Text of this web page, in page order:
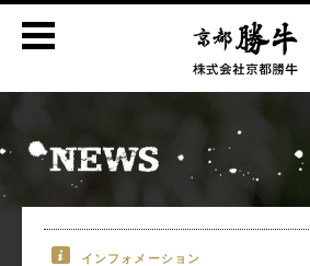
インフォメーション